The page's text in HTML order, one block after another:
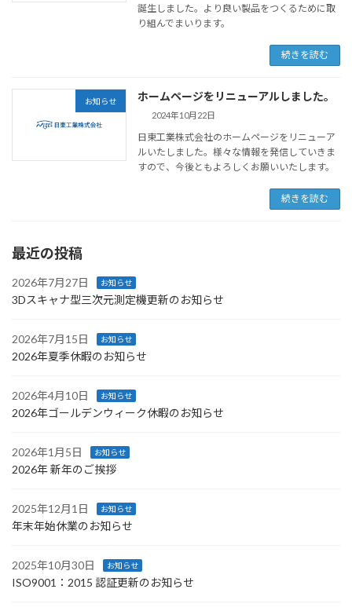
誕生しました。より良い製品をつくるために取
り組んでまいります。
続きを読む
お知らせ ホームページをリニューアルしました。
2024年10月22日
日東工業株式会社のホームページをリニューア
ルいたしました。様々な情報を発信していきま
すので、今後ともよろしくお願いいたします。
続きを読む
最近の投稿
2026年7月27日 お知らせ
3Dスキャナ型三次元測定機更新のお知らせ
2026年7月15日 お知らせ
2026年夏季休暇のお知らせ
2026年4月10日 お知らせ
2026年ゴールデンウィーク休暇のお知らせ
2026年1月5日 お知らせ
2026年 新年のご挨拶
2025年12月1日 お知らせ
年末年始休業のお知らせ
2025年10月30日 お知らせ
ISO9001：2015 認証更新のお知らせ